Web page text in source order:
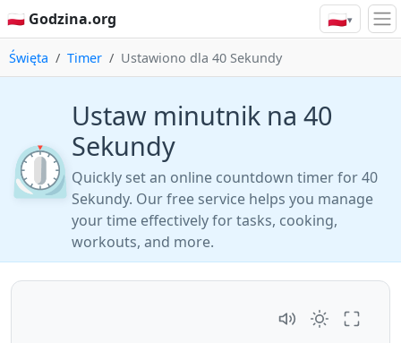
🇵🇱 Godzina.org 🇵🇱▾
Święta Timer Ustawiono dla 40 Sekundy
⏲️
Ustaw minutnik na 40
Sekundy
Quickly set an online countdown timer for 40
Sekundy. Our free service helps you manage
your time effectively for tasks, cooking,
workouts, and more.